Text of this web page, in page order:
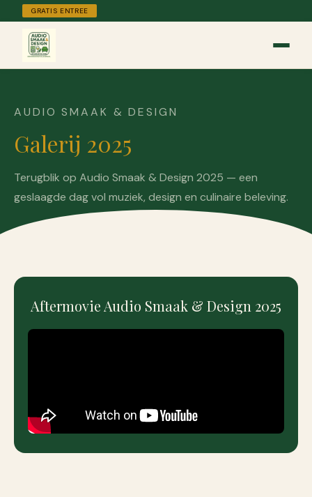
GRATIS ENTREE
AUDIO SMAAK & DESIGN
Galerij 2025
Terugblik op Audio Smaak & Design 2025 — een
geslaagde dag vol muziek, design en culinaire beleving.
Aftermovie Audio Smaak & Design 2025